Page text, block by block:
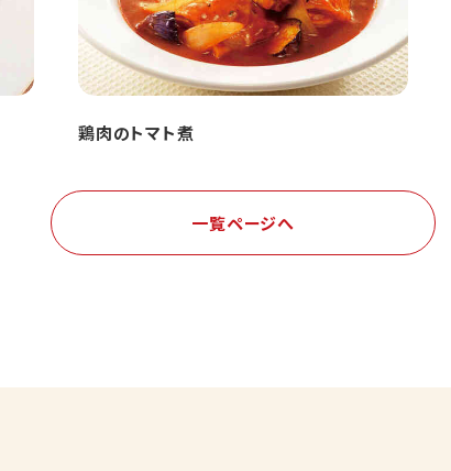
鶏肉のトマト煮
一覧ページへ